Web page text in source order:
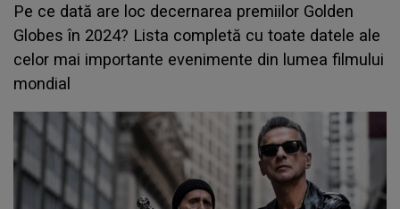
Pe ce dată are loc decernarea premiilor Golden
Globes în 2024? Lista completă cu toate datele ale
celor mai importante evenimente din lumea filmului
mondial